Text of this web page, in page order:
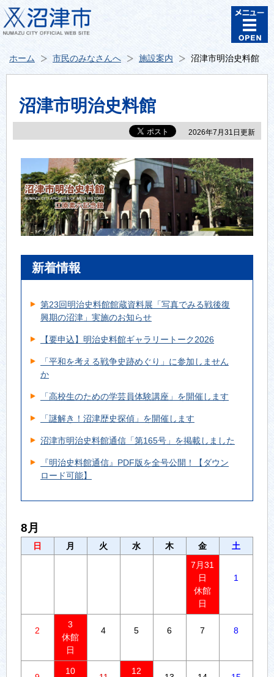
ホーム 市民のみなさんへ 施設案内 沼津市明治史料館
沼津市明治史料館
2026年7月31日更新
新着情報
第23回明治史料館館蔵資料展「写真でみる戦後復
興期の沼津」実施のお知らせ
【要申込】明治史料館ギャラリートーク2026
「平和を考える戦争史跡めぐり」に参加しません
か
「高校生のための学芸員体験講座」を開催します
「謎解き！沼津歴史探偵」を開催します
沼津市明治史料館通信「第165号」を掲載しました
『明治史料館通信』PDF版を全号公開！【ダウン
ロード可能】
8月
日 月 火 水 木 金
土
7月31
日
休館
日
1
2
3
休館
日
4 5 6 7 8
10
12